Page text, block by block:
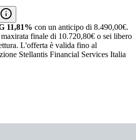
11,81% con un anticipo di 8.490,00€.
finale di 10.720,80€ o sei libero
L'offerta è valida fino al
Stellantis Financial Services Italia